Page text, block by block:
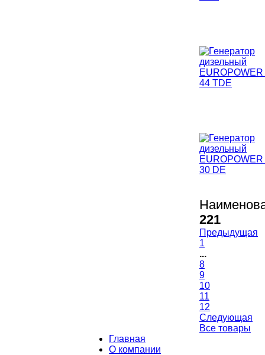
221
Предыдущая
1
...
8
9
10
11
12
Следующая
Все товары
Главная
О компании